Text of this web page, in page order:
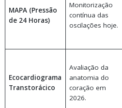
MAPA (Pressão
de 24 Horas)
Monitorização
contínua das
oscilações hoje.
Ecocardiograma
Transtorácico
Avaliação da
anatomia do
coração em
2026.